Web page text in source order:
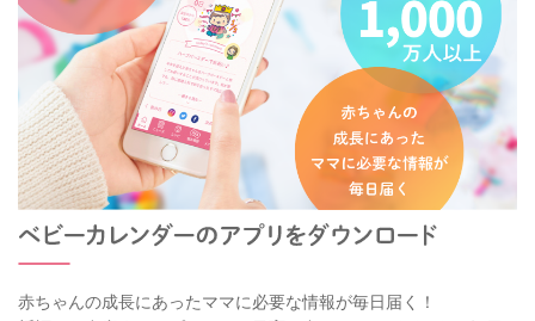
赤ちゃんの成長にあったママに必要な情報が毎日届く！